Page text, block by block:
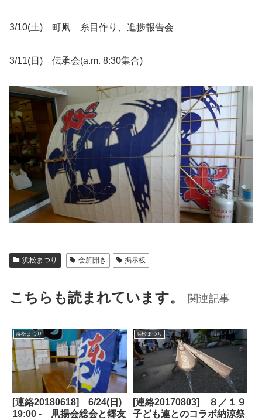
3/10(土) 町凧 糸目作り、進捗報告会
3/11(日) 伝承会(a.m. 8:30集合)
浜松まつり 会所開き 掲示板
こちらも読まれています。 関連記事
浜松まつり
[連絡20180618] 6/24(日)
19:00 - 凧揚会総会と郷友
浜松まつり
[連絡20170803] ８／１９
子ども連とのコラボ納涼祭